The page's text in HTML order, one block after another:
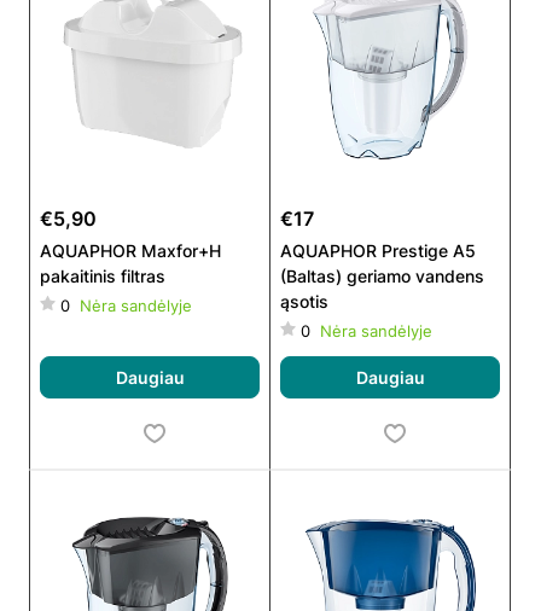
€5,90
AQUAPHOR Maxfor+H
pakaitinis filtras
0 Nėra sandėlyje
Daugiau
€17
AQUAPHOR Prestige A5
(Baltas) geriamo vandens
ąsotis
0 Nėra sandėlyje
Daugiau